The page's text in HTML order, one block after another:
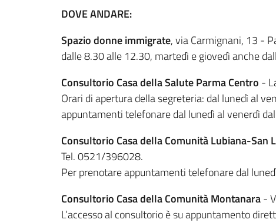
DOVE ANDARE:
Spazio donne immigrate, via Carmignani, 13 -
dalle 8.30 alle 12.30, martedì e giovedì anche
Consultorio Casa della Salute Parma Centro -
Orari di apertura della segreteria: dal lunedì al
appuntamenti telefonare dal lunedì al venerdì
Consultorio Casa della Comunità Lubiana-San
Tel. 0521/396028.
Per prenotare appuntamenti telefonare dal
Consultorio Casa della Comunità Montanara-
L’accesso al consultorio è su appuntamento